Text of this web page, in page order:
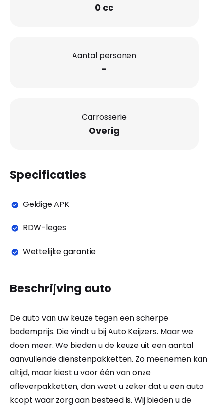
0 cc
Aantal personen
-
Carrosserie
Overig
Specificaties
Geldige APK
RDW-leges
Wettelijke garantie
Beschrijving auto
De auto van uw keuze tegen een scherpe
bodemprijs. Die vindt u bij Auto Keijzers. Maar we
doen meer. We bieden u de keuze uit een aantal
aanvullende dienstenpakketten. Zo meenemen kan
altijd, maar kiest u voor één van onze
afleverpakketten, dan weet u zeker dat u een auto
koopt waar zorg aan besteed is. Wij bieden u de